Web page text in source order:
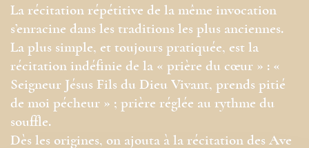
La récitation répétitive de la même ­invocation
s’enracine dans les traditions les plus anciennes.
La plus simple, et toujours pratiquée, est la
récitation indéfinie de la « prière du cœur » : «
Seigneur Jésus Fils du Dieu Vivant, prends pitié
de moi pécheur » ; prière réglée au rythme du
souffle.
Dès les origines, on ajouta à la récitation des Ave